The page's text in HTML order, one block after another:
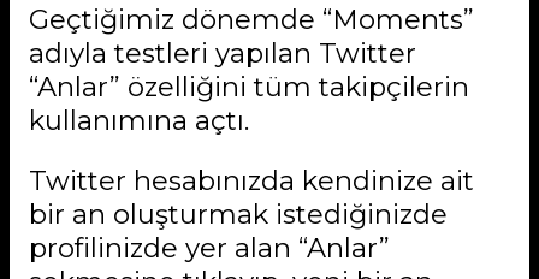
Geçtiğimiz dönemde “Moments”
adıyla testleri yapılan Twitter
“Anlar” özelliğini tüm takipçilerin
kullanımına açtı.
Twitter hesabınızda kendinize ait
bir an oluşturmak istediğinizde
profilinizde yer alan “Anlar”